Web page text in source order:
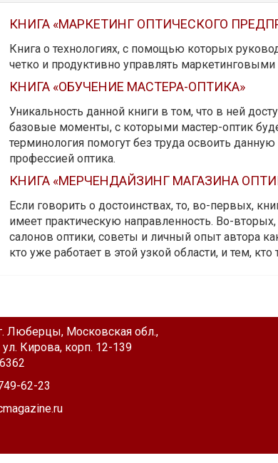
КНИГА «МАРКЕТИНГ ОПТИЧЕСКОГО
Книга о технологиях, с помощью которых
четко и продуктивно управлять
КНИГА «ОБУЧЕНИЕ МАСТЕРА-ОПТИКА»
Уникальность данной книги в том, что в ней
базовые моменты, с которыми мастер-оптик
терминология помогут без труда освоить
профессией оптика.
КНИГА «МЕРЧЕНДАЙЗИНГ МАГАЗИНА
Если говорить о достоинствах, то, во-первых,
имеет практическую направленность. Во-
салонов оптики, советы и личный опыт автора
кто уже работает в этой узкой области, и тем, кто
Люберцы, Московская обл.,
ул. Кирова, корп. 12-139
62-23